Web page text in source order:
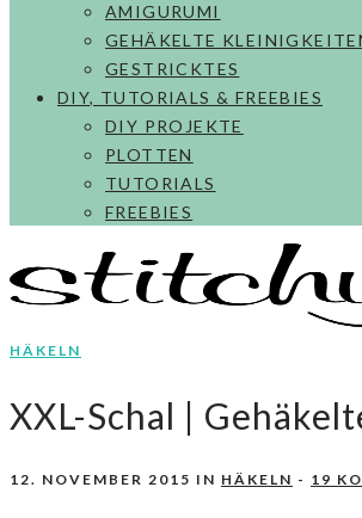
AMIGURUMI
GEHÄKELTE
GESTRICKTES
DIY, TUTORIALS & FREEBIES
DIY PROJEKTE
PLOTTEN
TUTORIALS
FREEBIES
HÄKELN
XXL-Schal |
12. NOVEMBER 2015 IN HÄKELN - 19